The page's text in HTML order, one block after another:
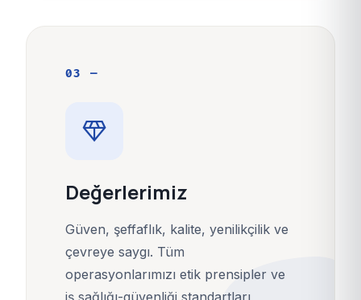
03 —
diamond
Değerlerimiz
Güven, şeffaflık, kalite, yenilikçilik ve
çevreye saygı. Tüm
operasyonlarımızı etik prensipler ve
iş sağlığı-güvenliği standartları